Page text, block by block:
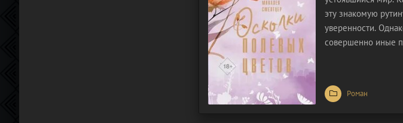
эту знакомую
уверенности.
совершенно иные
Роман